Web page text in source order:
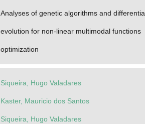
Analyses of genetic algorithms and
evolution for non-linear multimodal functions
optimization
Siqueira, Hugo Valadares
Kaster, Mauricio dos Santos
Siqueira, Hugo Valadares